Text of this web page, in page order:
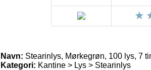
Navn: Stearinlys, Mørkegrøn, 100 lys, 7
Kategori: Kantine > Lys > Stearinlys